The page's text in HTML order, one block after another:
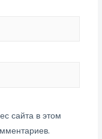
сайта в этом